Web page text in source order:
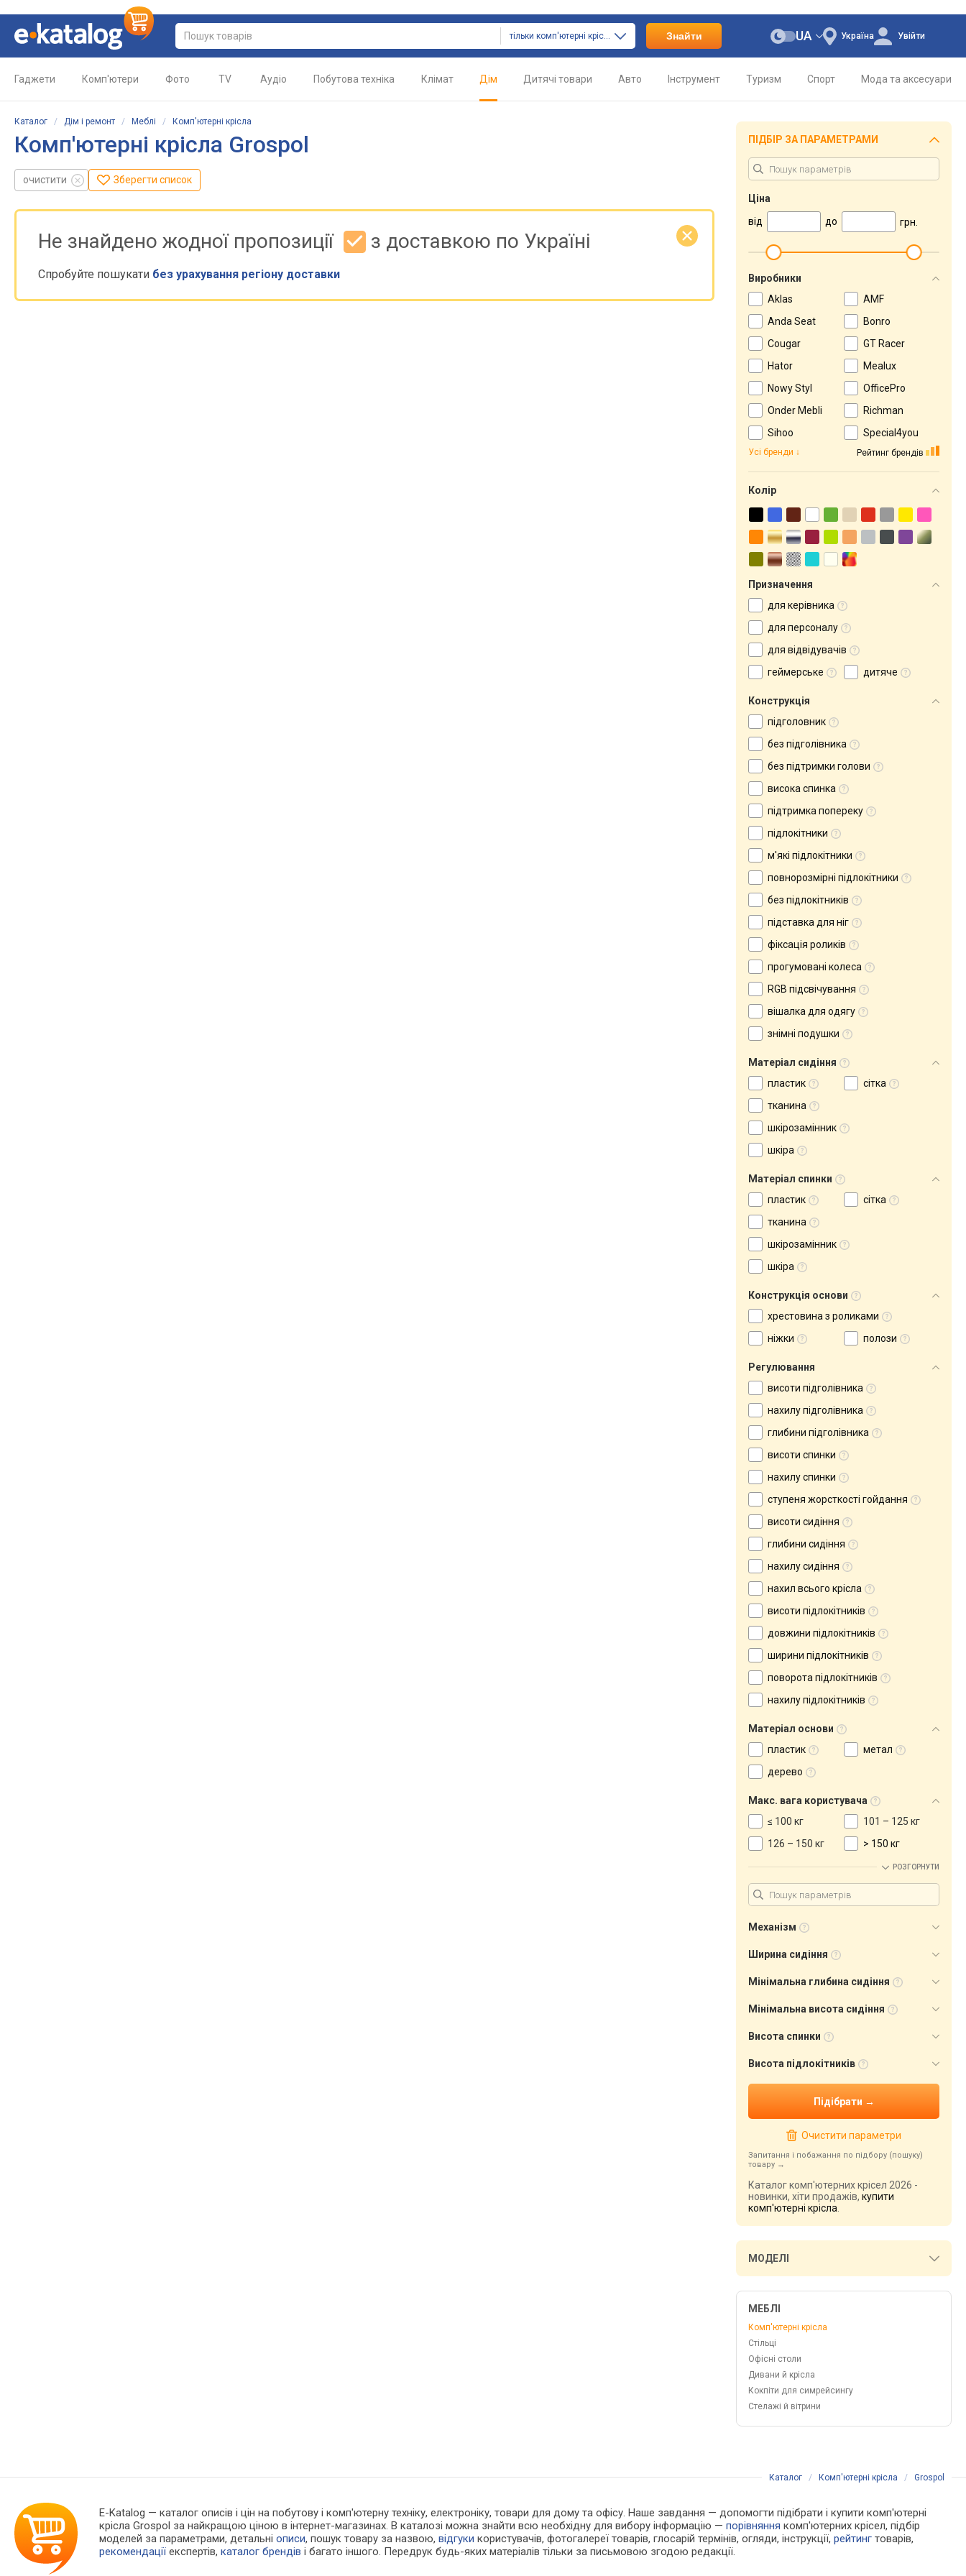
тільки комп'ютерні крісла Знайти Україна
UA Увійти
Гаджети Комп'ютери Фото TV Аудіо Побутова техніка Клімат Дім Дитячі товари Авто Інструмент Туризм Спорт Мода та аксесуари
Каталог / Дім і ремонт / Меблі / Комп'ютерні крісла
Комп'ютерні крісла Grospol
очистити Зберегти список
Не знайдено жодної пропозиції з доставкою по Україні
Спробуйте пошукати без урахування регіону доставки
ПІДБІР ЗА ПАРАМЕТРАМИ
Ціна
від
до грн.
Виробники
Aklas
AMF
Anda Seat
Bonro
Cougar
GT Racer
Hator
Mealux
Nowy Styl
OfficePro
Onder Mebli
Richman
Sihoo
Special4you
Рейтинг брендів
Усі бренди
Колір
Призначення
для керівника
для персоналу
для відвідувачів
геймерське
дитяче
Конструкція
підголовник
без підголівника
без підтримки голови
висока спинка
підтримка попереку
підлокітники
м'які підлокітники
повнорозмірні підлокітники
без підлокітників
підставка для ніг
фіксація роликів
прогумовані колеса
RGB підсвічування
вішалка для одягу
знімні подушки
Матеріал сидіння
пластик
сітка
тканина
шкірозамінник
шкіра
Матеріал спинки
пластик
сітка
тканина
шкірозамінник
шкіра
Конструкція основи
хрестовина з роликами
ніжки
полози
Регулювання
висоти підголівника
нахилу підголівника
глибини підголівника
висоти спинки
нахилу спинки
ступеня жорсткості гойдання
висоти сидіння
глибини сидіння
нахилу сидіння
нахил всього крісла
висоти підлокітників
довжини підлокітників
ширини підлокітників
поворота підлокітників
нахилу підлокітників
Матеріал основи
пластик
метал
дерево
Макс. вага користувача
≤ 100 кг
101 – 125 кг
126 – 150 кг
> 150 кг
РОЗГОРНУТИ
Механізм
Ширина сидіння
Мінімальна глибина сидіння
Мінімальна висота сидіння
Висота спинки
Висота підлокітників
Очистити параметри
Запитання і побажання по підбору (пошуку)
товару
Каталог комп'ютерних крісел 2026 -
новинки, хіти продажів, купити
комп'ютерні крісла
МОДЕЛІ
МЕБЛІ
Комп'ютерні крісла
Стільці
Офісні столи
Дивани й крісла
Кокпіти для симрейсингу
Стелажі й вітрини
Каталог / Комп'ютерні крісла / Grospol
E-Katalog — каталог описів і цін на побутову і комп'ютерну техніку, електроніку, товари для дому та офісу. Наше завдання — допомогти підібрати і купити комп'ютерні
крісла Grospol за найкращою ціною в інтернет-магазинах. В каталозі можна знайти всю необхідну для вибору інформацію —порівняння комп'ютерних крісел, підбір
моделей за параметрами, детальніописи, пошук товару за назвою,відгуки користувачів, фотогалереї товарів, глосарій термінів, огляди, інструкції,рейтинг товарів,
рекомендації експертів,каталог брендів і багато іншого. Передрук будь-яких матеріалів тільки за письмовою згодою редакції.